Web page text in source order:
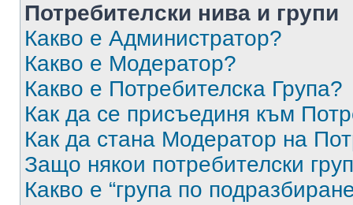
Потребителски нива и групи
Какво е Администратор?
Какво е Модератор?
Какво е Потребителска Група?
Как да се присъединя към
Как да стана Модератор на
Защо някои потребителски
Какво е “група по